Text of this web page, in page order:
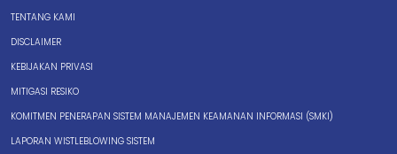
TENTANG KAMI
DISCLAIMER
KEBIJAKAN PRIVASI
MITIGASI RESIKO
KOMITMEN PENERAPAN SISTEM MANAJEMEN KEAMANAN INFORMASI (SMKI)
LAPORAN WISTLEBLOWING SISTEM